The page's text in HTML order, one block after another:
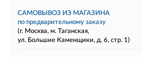
САМОВЫВОЗ ИЗ МАГАЗИНА
по предварительному заказу
(г. Москва, м. Таганская,
ул. Большие Каменщики, д. 6, стр. 1)